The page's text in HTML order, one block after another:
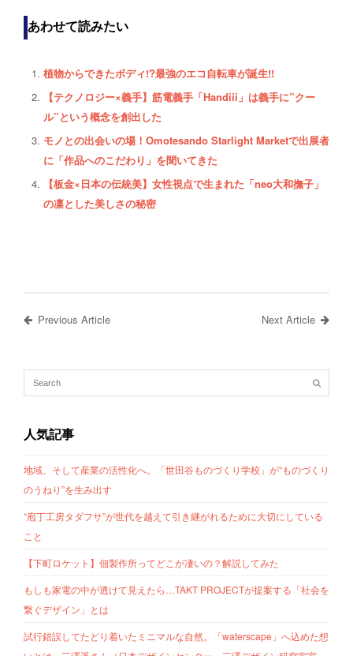
あわせて読みたい
植物からできたボディ!?最強のエコ自転車が誕生!!
【テクノロジー×義手】筋電義手「Handiii」は義手に”クー
ル”という概念を創出した
モノとの出会いの場！Omotesando Starlight Marketで出展者
に「作品へのこだわり」を聞いてきた
【板金×日本の伝統美】女性視点で生まれた「neo大和撫子」
の凛とした美しさの秘密
Previous Article Next Article
人気記事
地域、そして産業の活性化へ。「世田谷ものづくり学校」が“ものづくり
のうねり”を生み出す
“庖丁工房タダフサ”が世代を越えて引き継がれるために大切にしている
こと
【下町ロケット】佃製作所ってどこが凄いの？解説してみた
もしも家電の中が透けて見えたら…TAKT PROJECTが提案する「社会を
繋ぐデザイン」とは
試行錯誤してたどり着いたミニマルな自然。「waterscape」へ込めた想